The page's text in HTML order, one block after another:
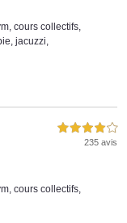
, cours collectifs,
, jacuzzi,
4,0 étoiles sur 5
235 avis
cours collectifs